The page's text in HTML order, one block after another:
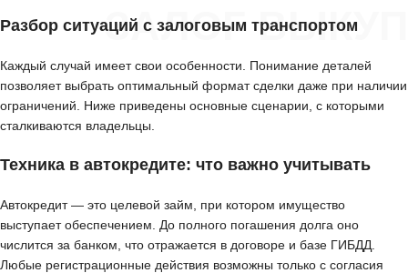
ЗАЛОГ ВЫКУП
Разбор ситуаций с залоговым транспортом
Каждый случай имеет свои особенности. Понимание деталей
позволяет выбрать оптимальный формат сделки даже при наличии
ограничений. Ниже приведены основные сценарии, с которыми
сталкиваются владельцы.
Техника в автокредите: что важно учитывать
Автокредит — это целевой займ, при котором имущество
выступает обеспечением. До полного погашения долга оно
числится за банком, что отражается в договоре и базе ГИБДД.
Любые регистрационные действия возможны только с согласия